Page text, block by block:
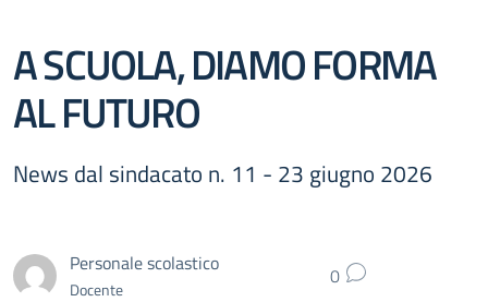
A SCUOLA, DIAMO FORMA
AL FUTURO
News dal sindacato n. 11 - 23 giugno 2026
Personale scolastico
Docente 0